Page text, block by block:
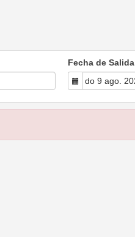
Fecha de Salida